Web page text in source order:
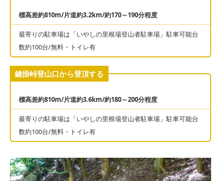
標高差約810m/片道約3.2km/約170～190分程度
最寄りの駐車場は「いやしの里根場登山者駐車場」駐車可能台
数約100台/無料・トイレ有
鍵掛峠登山口から登頂する
標高差約810m/片道約3.6km/約180～200分程度
最寄りの駐車場は「いやしの里根場登山者駐車場」駐車可能台
数約100台/無料・トイレ有